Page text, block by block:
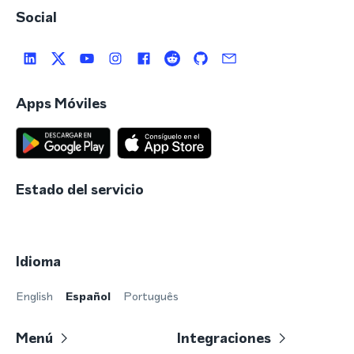
Social
Apps Móviles
Estado del servicio
Idioma
English Español Português
Menú Integraciones